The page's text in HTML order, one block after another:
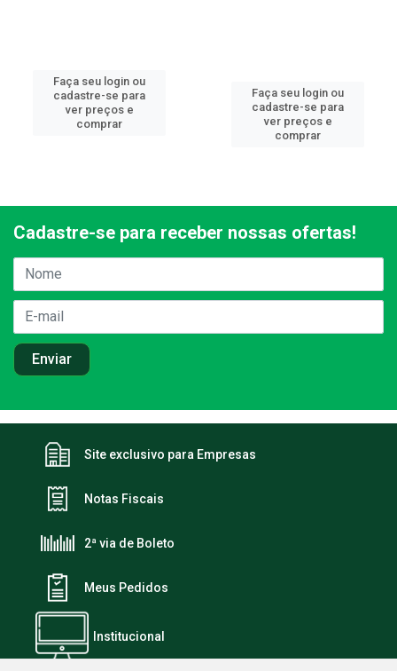
Faça seu login ou
cadastre-se para
ver preços e
comprar
Faça seu login ou
cadastre-se para
ver preços e
comprar
Cadastre-se para receber nossas ofertas!
Site exclusivo para Empresas
Notas Fiscais
2ª via de Boleto
Meus Pedidos
Institucional